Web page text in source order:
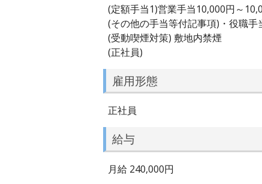
(定額手当1)営業手当10,000円～
(その他の手当等付記事項)・役職
(受動喫煙対策) 敷地内禁煙
(正社員)
雇用形態
正社員
給与
月給 240,000円